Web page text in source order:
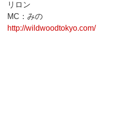
リロン
MC：みの
http://wildwoodtokyo.com/